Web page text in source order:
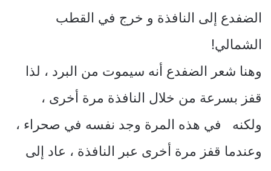
الضفدع إلى النافذة و خرج في القطب
الشمالي!
وهنا شعر الضفدع أنه سيموت من البرد ، لذا
قفز بسرعة من خلال النافذة مرة أخرى ،
ولكنه في هذه المرة وجد نفسه في صحراء ،
وعندما قفز مرة أخرى عبر النافذة ، عاد إلى